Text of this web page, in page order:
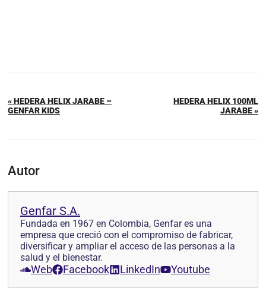
« HEDERA HELIX JARABE –
GENFAR KIDS
HEDERA HELIX 100ML
JARABE »
Autor
Genfar S.A.
Fundada en 1967 en Colombia, Genfar es una
empresa que creció con el compromiso de fabricar,
diversificar y ampliar el acceso de las personas a la
salud y el bienestar.
Web Facebook LinkedIn Youtube